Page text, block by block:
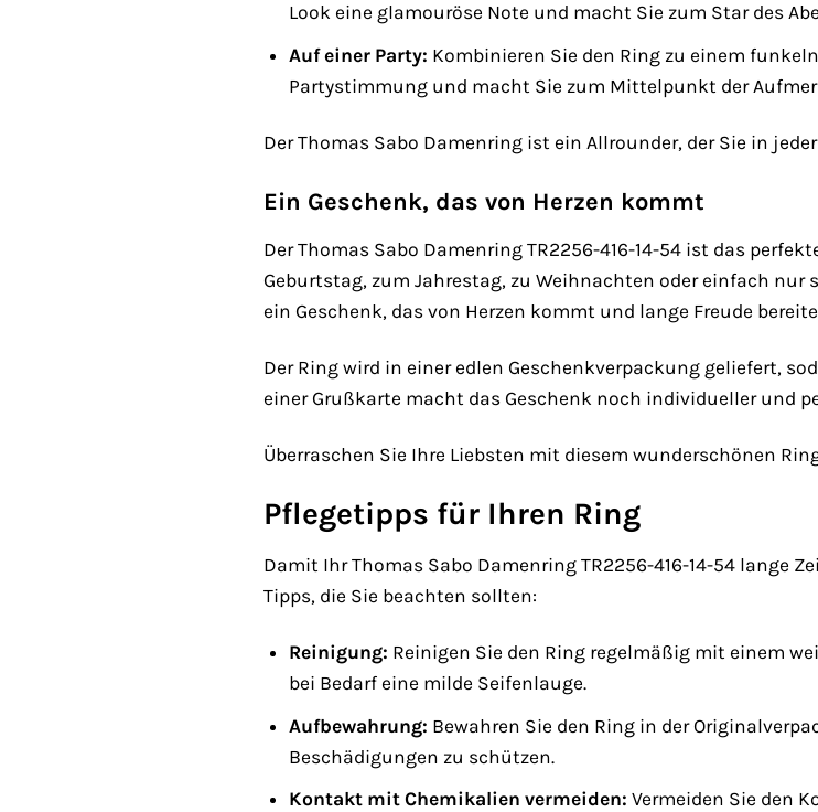
Look eine glamouröse Note und macht Sie zum Star des
Auf einer Party: Kombinieren Sie den Ring zu einem
Partystimmung und macht Sie zum Mittelpunkt der
Der Thomas Sabo Damenring ist ein Allrounder, der Sie in
Ein Geschenk, das von Herzen kommt
Der Thomas Sabo Damenring TR2256-416-14-54 ist das
Geburtstag, zum Jahrestag, zu Weihnachten oder einfach nur
ein Geschenk, das von Herzen kommt und lange Freude
Der Ring wird in einer edlen Geschenkverpackung geliefert,
einer Grußkarte macht das Geschenk noch individueller und
Überraschen Sie Ihre Liebsten mit diesem wunderschönen
Pflegetipps für Ihren Ring
Damit Ihr Thomas Sabo Damenring TR2256-416-14-54 lange
Tipps, die Sie beachten sollten:
Reinigung: Reinigen Sie den Ring regelmäßig mit einem
bei Bedarf eine milde Seifenlauge.
Aufbewahrung: Bewahren Sie den Ring in der
Beschädigungen zu schützen.
Kontakt mit Chemikalien vermeiden: Vermeiden Sie den